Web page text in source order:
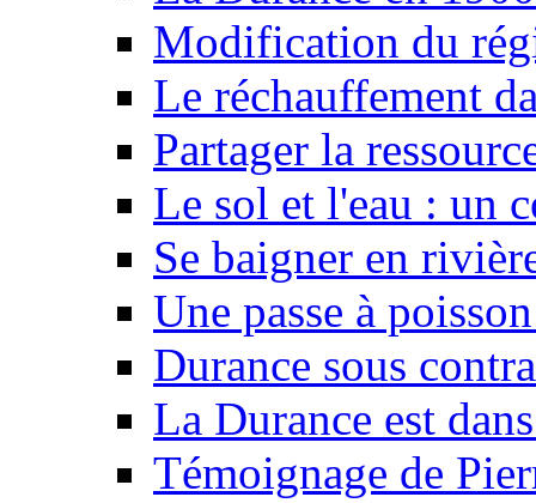
Modification du
Le réchauffement
Partager la
Le sol et l'eau : un
Se baigner en
Une passe à
Durance sous
La Durance est
Témoignage de